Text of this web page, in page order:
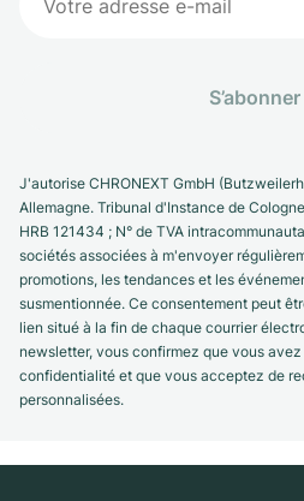
S’abonner
J'autorise CHRONEXT GmbH
Allemagne. Tribunal d'Instance de
HRB 121434 ; N° de TVA
sociétés associées à m'envoyer
promotions, les tendances et les
susmentionnée. Ce consentement peut
lien situé à la fin de chaque courrier
newsletter, vous confirmez que vous
confidentialité et que vous acceptez de
personnalisées.